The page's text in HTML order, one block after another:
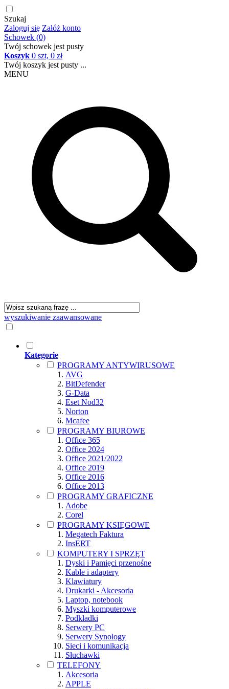
Szukaj
Zaloguj się Załóż konto
Schowek (0)
Twój schowek jest pusty
Koszyk 0 szt, 0 zł
Twój koszyk jest pusty ...
MENU
wyszukiwanie zaawansowane
Kategorie
PROGRAMY ANTYWIRUSOWE
AVG
BitDefender
G-Data
Eset Nod32
Norton
Mcafee
PROGRAMY BIUROWE
Office 365
Office 2024
Office 2021/2022
Office 2019
Office 2016
Office 2013
PROGRAMY GRAFICZNE
Adobe
Corel
PROGRAMY KSIĘGOWE
Megatech Faktura
InsERT
KOMPUTERY I SPRZĘT
Dyski i Pamięci przenośne
Kable i adaptery
Klawiatury
Drukarki - Akcesoria
Laptop, notebook
Myszki komputerowe
Podkładki
Serwery PC
Serwery Synology
Sieci i komunikacja
Słuchawki
TELEFONY
Akcesoria
APPLE